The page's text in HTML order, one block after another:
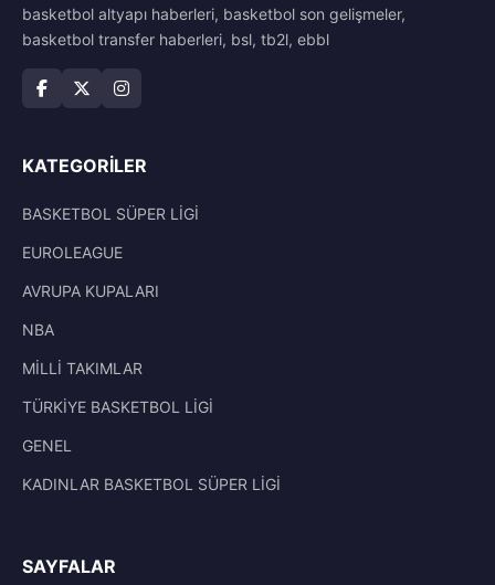
basketbol altyapı haberleri, basketbol son gelişmeler,
basketbol transfer haberleri, bsl, tb2l, ebbl
KATEGORILER
BASKETBOL SÜPER LİGİ
EUROLEAGUE
AVRUPA KUPALARI
NBA
MİLLİ TAKIMLAR
TÜRKİYE BASKETBOL LİGİ
GENEL
KADINLAR BASKETBOL SÜPER LİGİ
SAYFALAR